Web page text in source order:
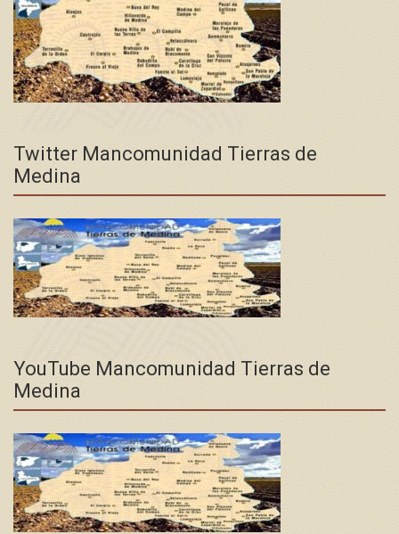
Twitter Mancomunidad Tierras de
Medina
YouTube Mancomunidad Tierras de
Medina